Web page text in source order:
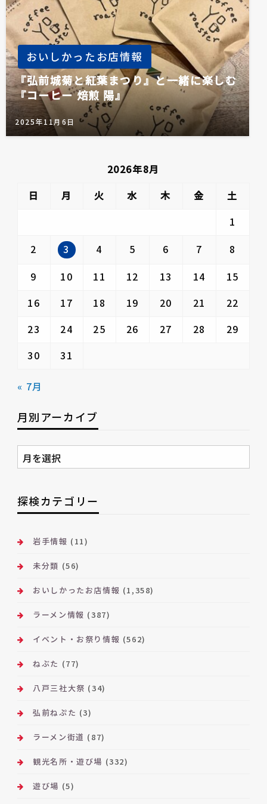
おいしかったお店情報
『弘前城菊と紅葉まつり』と一緒に楽しむ
『コーヒー 焙煎 陽』
2025年11月6日
2026年8月
日
月 火 水 木 金
土
1
2
3 4 5 6 7
8
9
10 11 12 13 14
15
16
17 18 19 20 21
22
23
24 25 26 27 28
29
30
31
« 7月
月別アーカイブ
月
別
ー
カ
ブ
探検カテゴリー
岩手情報 (11)
未分類 (56)
おいしかったお店情報 (1,358)
ラーメン情報 (387)
イベント・お祭り情報 (562)
ねぶた (77)
八戸三社大祭 (34)
弘前ねぷた (3)
ラーメン街道 (87)
観光名所・遊び場 (332)
遊び場 (5)